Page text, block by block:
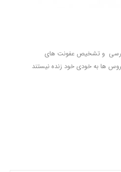
و تشخیص عفونت های
ها به خودی خود زنده نیستند